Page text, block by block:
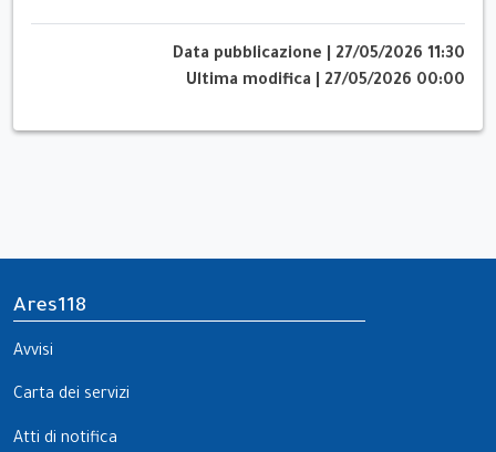
Data pubblicazione
27/05/2026 11:30
Ultima modifica
27/05/2026 00:00
Ares118
Avvisi
Carta dei servizi
Atti di notifica